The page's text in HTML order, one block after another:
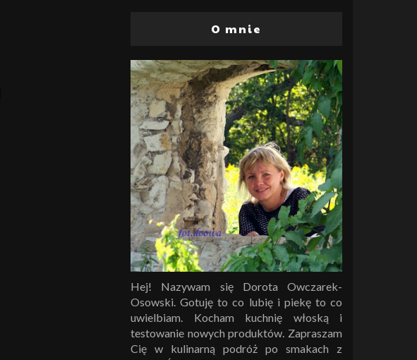
O mnie
Hej! Nazywam się Dorota Owczarek-
Osowski. Gotuję to co lubię i piekę to co
uwielbiam. Kocham kuchnię włoską i
testowanie nowych produktów. Zapraszam
Cię w kulinarną podróż po smakach z